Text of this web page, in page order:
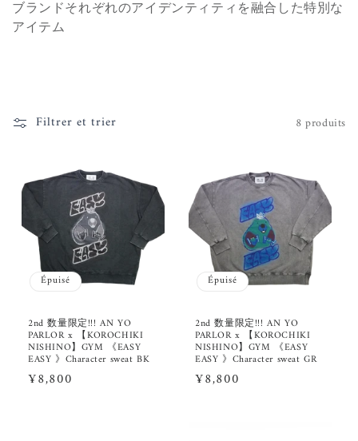
i
o
:
ブランドそれぞれのアイデンティティを融合した特別な
アイテム
Filtrer et trier 8 produits
Épuisé
2nd 数量限定!!! AN YO
PARLOR x 【KOROCHIKI
NISHINO】GYM 《EASY
EASY 》Character sweat BK
Prix
¥8,800
Épuisé
2nd 数量限定!!! AN YO
PARLOR x 【KOROCHIKI
NISHINO】GYM 《EASY
EASY 》Character sweat GR
Prix
¥8,800